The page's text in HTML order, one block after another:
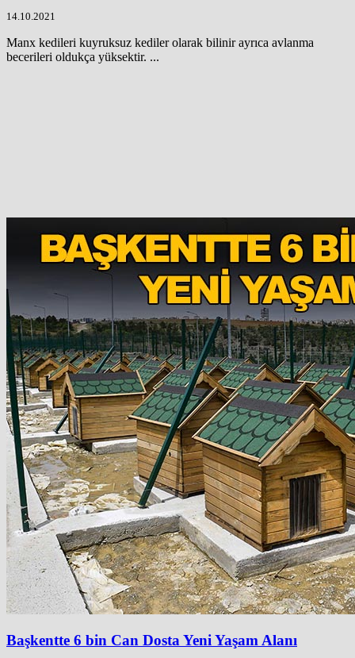
14.10.2021
Manx kedileri kuyruksuz kediler olarak bilinir ayrıca avlanma
becerileri oldukça yüksektir. ...
Başkentte 6 bin Can Dosta Yeni Yaşam Alanı